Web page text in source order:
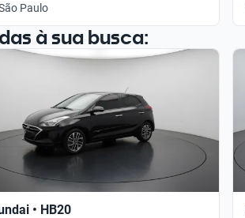
Paulo
à sua busca:
• HB20